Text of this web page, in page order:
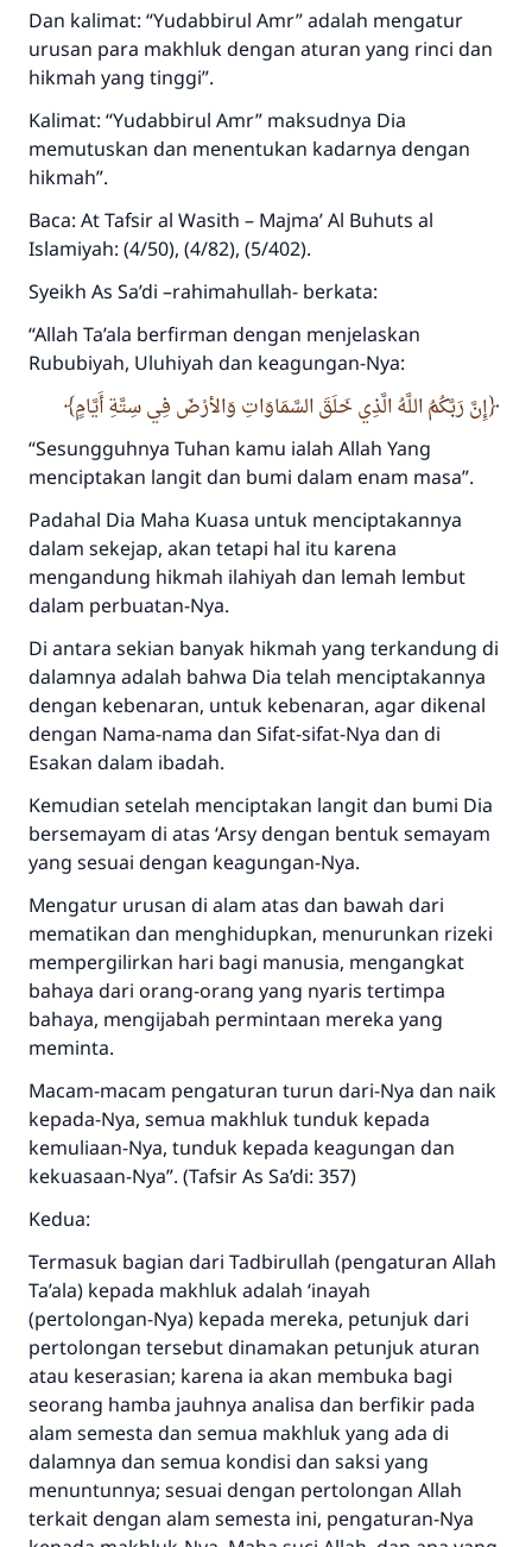
Dan kalimat: “Yudabbirul Amr” adalah mengatur
urusan para makhluk dengan aturan yang rinci dan
hikmah yang tinggi”.
Kalimat: “Yudabbirul Amr” maksudnya Dia
memutuskan dan menentukan kadarnya dengan
hikmah”.
Baca: At Tafsir al Wasith – Majma’ Al Buhuts al
Islamiyah: (4/50), (4/82), (5/402).
Syeikh As Sa’di –rahimahullah- berkata:
“Allah Ta’ala berfirman dengan menjelaskan
Rububiyah, Uluhiyah dan keagungan-Nya:
إِنَّ رَبَّكُمُ اللَّهُ الَّذِي خَلَقَ السَّمَاوَاتِ وَالأرْضَ فِي سِتَّةِ أَيَّامٍ
“Sesungguhnya Tuhan kamu ialah Allah Yang
menciptakan langit dan bumi dalam enam masa”.
Padahal Dia Maha Kuasa untuk menciptakannya
dalam sekejap, akan tetapi hal itu karena
mengandung hikmah ilahiyah dan lemah lembut
dalam perbuatan-Nya.
Di antara sekian banyak hikmah yang terkandung di
dalamnya adalah bahwa Dia telah menciptakannya
dengan kebenaran, untuk kebenaran, agar dikenal
dengan Nama-nama dan Sifat-sifat-Nya dan di
Esakan dalam ibadah.
Kemudian setelah menciptakan langit dan bumi Dia
bersemayam di atas ‘Arsy dengan bentuk semayam
yang sesuai dengan keagungan-Nya.
Mengatur urusan di alam atas dan bawah dari
mematikan dan menghidupkan, menurunkan rizeki
mempergilirkan hari bagi manusia, mengangkat
bahaya dari orang-orang yang nyaris tertimpa
bahaya, mengijabah permintaan mereka yang
meminta.
Macam-macam pengaturan turun dari-Nya dan naik
kepada-Nya, semua makhluk tunduk kepada
kemuliaan-Nya, tunduk kepada keagungan dan
kekuasaan-Nya”. (Tafsir As Sa’di: 357)
Kedua:
Termasuk bagian dari Tadbirullah (pengaturan Allah
Ta’ala) kepada makhluk adalah ‘inayah
(pertolongan-Nya) kepada mereka, petunjuk dari
pertolongan tersebut dinamakan petunjuk aturan
atau keserasian; karena ia akan membuka bagi
seorang hamba jauhnya analisa dan berfikir pada
alam semesta dan semua makhluk yang ada di
dalamnya dan semua kondisi dan saksi yang
menuntunnya; sesuai dengan pertolongan Allah
terkait dengan alam semesta ini, pengaturan-Nya